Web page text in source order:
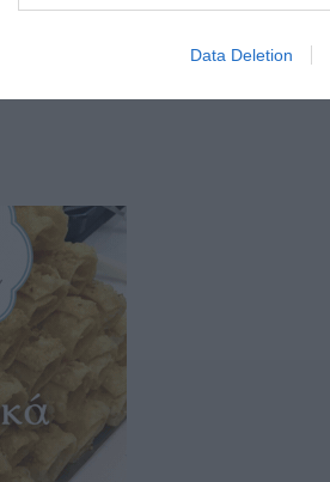
Data Deletion